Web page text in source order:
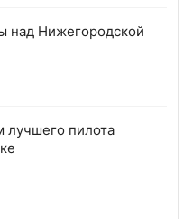
над Нижегородской
лучшего пилота